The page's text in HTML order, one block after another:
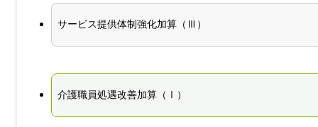
サービス提供体制強化加算（Ⅲ）
介護職員処遇改善加算（Ⅰ）